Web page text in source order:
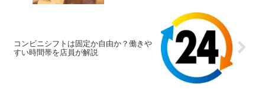
コンビニシフトは固定か自由か？働きや
すい時間帯を店員が解説